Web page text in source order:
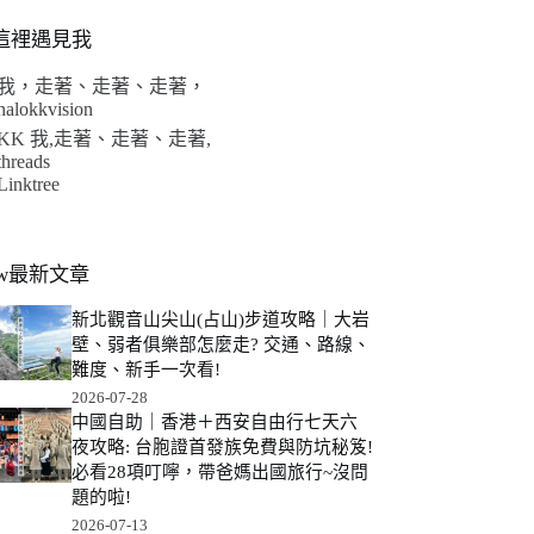
裡遇見我
，走著、走著、走著，
我,走著、走著、走著,
最新文章
新北觀音山尖山(占山)步道攻略｜大岩
壁、弱者俱樂部怎麼走? 交通、路線、
難度、新手一次看!
2026-07-28
中國自助｜香港＋西安自由行七天六
夜攻略: 台胞證首發族免費與防坑秘笈!
必看28項叮嚀，帶爸媽出國旅行~沒問
題的啦!
2026-07-13